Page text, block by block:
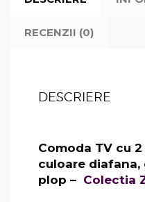
RECENZII (0)
DESCRIERE
Comoda TV cu
culoare diafana,
plop – Colectia